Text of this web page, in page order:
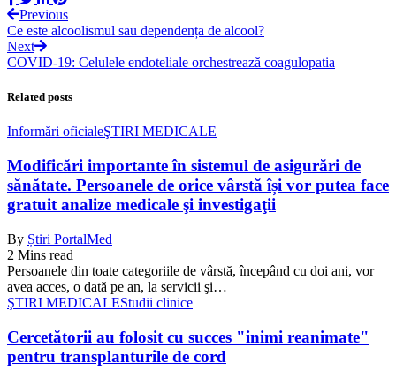
Previous
Ce este alcoolismul sau dependența de alcool?
Next
COVID-19: Celulele endoteliale orchestrează coagulopatia
Related posts
Informări oficialeŞTIRI MEDICALE
Modificări importante în sistemul de asigurări de
sănătate. Persoanele de orice vârstă își vor putea face
gratuit analize medicale şi investigaţii
By Știri PortalMed
2 Mins read
Persoanele din toate categoriile de vârstă, începând cu doi ani, vor
avea acces, o dată pe an, la servicii şi…
ŞTIRI MEDICALEStudii clinice
Cercetătorii au folosit cu succes "inimi reanimate"
pentru transplanturile de cord